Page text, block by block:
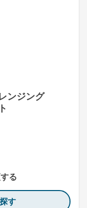
ンジング
る
す